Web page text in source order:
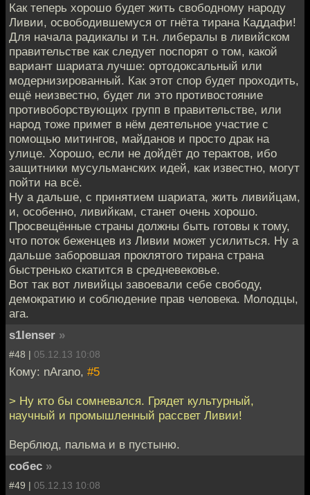
Как теперь хорошо будет жить свободному народу
Ливии, освободившемуся от гнёта тирана Каддафи!
Для начала радикалы и т.н. либералы в ливийском
правительстве как следует поспорят о том, какой
вариант шариата лучше: ортодоксальный или
модернизированный. Как этот спор будет проходить,
ещё неизвестно, будет ли это противостояние
противоборствующих групп в правительстве, или
народ тоже примет в нём деятельное участие с
помощью митингов, майданов и просто драк на
улице. Хорошо, если не дойдёт до терактов, ибо
защитники мусульманских идей, как известно, могут
пойти на всё.
Ну а дальше, с принятием шариата, жить ливийцам,
и, особенно, ливийкам, станет очень хорошо.
Просвещённые страны должны быть готовы к тому,
что поток беженцев из Ливии может усилиться. Ну а
дальше заборовшая проклятого тирана страна
быстренько скатится в средневековье.
Вот так вот ливийцы завоевали себе свободу,
демократию и соблюдение прав человека. Молодцы,
ага.
s1lenser »
#48 | 05.12.13 10:08
Кому: nArano, #5
> Ну кто бы сомневался. Грядет культурный,
научный и промышленный рассвет Ливии!
Верблюд, пальма и в пустыню.
собес »
#49 | 05.12.13 10:08